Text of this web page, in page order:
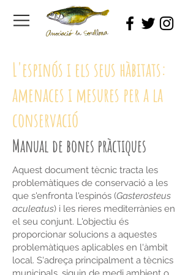
L'espinós i els seus hàbitats:
amenaces i mesures per a la
conservació
Manual de bones pràctiques
Aquest document tècnic tracta les
problemàtiques de conservació a les
que s'enfronta l'espinós (Gasterosteus
aculeatus) i les rieres mediterrànies en
el seu conjunt. L'objectiu és
proporcionar solucions a aquestes
problemàtiques aplicables en l'àmbit
local. S'adreça principalment a tècnics